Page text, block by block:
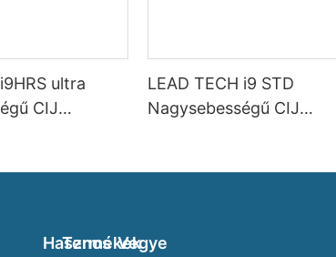
ultra
CIJ
LEAD TECH i9 STD
Nagysebességű CIJ
Hasznos
TermékekVegye